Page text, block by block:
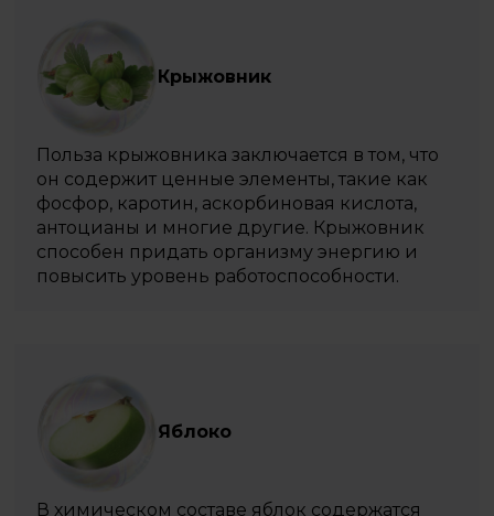
Крыжовник
Польза крыжовника заключается в том, что
он содержит ценные элементы, такие как
фосфор, каротин, аскорбиновая кислота,
антоцианы и многие другие. Крыжовник
способен придать организму энергию и
повысить уровень работоспособности.
Яблоко
В химическом составе яблок содержатся